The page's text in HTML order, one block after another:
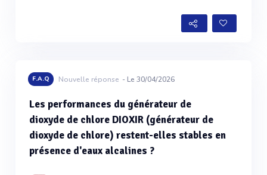
F.A.Q Nouvelle réponse - Le 30/04/2026
Les performances du générateur de
dioxyde de chlore DIOXIR (générateur de
dioxyde de chlore) restent-elles stables en
présence d'eaux alcalines ?